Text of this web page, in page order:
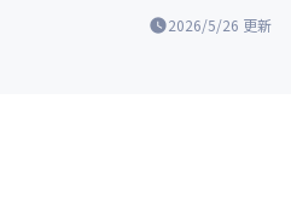
2026/5/26 更新